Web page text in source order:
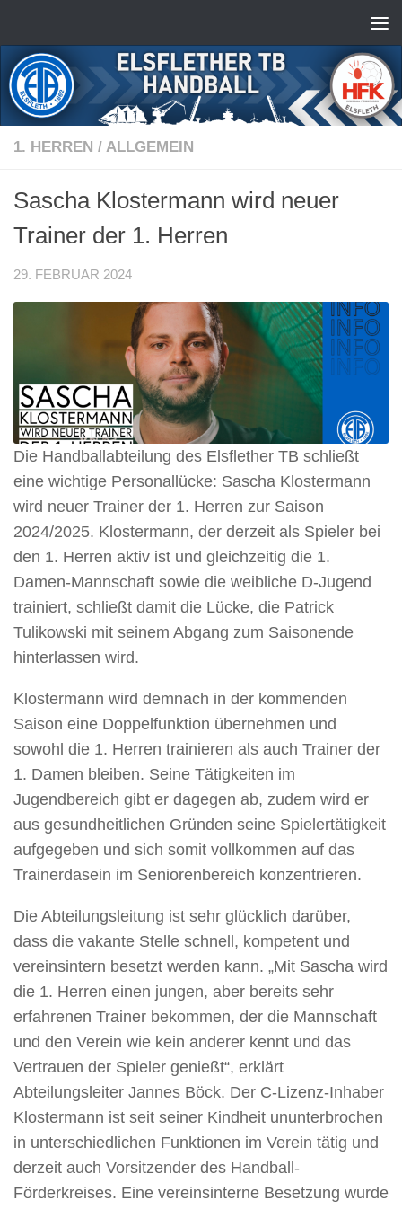
1. HERREN / ALLGEMEIN
Sascha Klostermann wird neuer
Trainer der 1. Herren
29. FEBRUAR 2024
Die Handballabteilung des Elsflether TB schließt
eine wichtige Personallücke: Sascha Klostermann
wird neuer Trainer der 1. Herren zur Saison
2024/2025. Klostermann, der derzeit als Spieler bei
den 1. Herren aktiv ist und gleichzeitig die 1.
Damen-Mannschaft sowie die weibliche D-Jugend
trainiert, schließt damit die Lücke, die Patrick
Tulikowski mit seinem Abgang zum Saisonende
hinterlassen wird.
Klostermann wird demnach in der kommenden
Saison eine Doppelfunktion übernehmen und
sowohl die 1. Herren trainieren als auch Trainer der
1. Damen bleiben. Seine Tätigkeiten im
Jugendbereich gibt er dagegen ab, zudem wird er
aus gesundheitlichen Gründen seine Spielertätigkeit
aufgegeben und sich somit vollkommen auf das
Trainerdasein im Seniorenbereich konzentrieren.
Die Abteilungsleitung ist sehr glücklich darüber,
dass die vakante Stelle schnell, kompetent und
vereinsintern besetzt werden kann. „Mit Sascha wird
die 1. Herren einen jungen, aber bereits sehr
erfahrenen Trainer bekommen, der die Mannschaft
und den Verein wie kein anderer kennt und das
Vertrauen der Spieler genießt“, erklärt
Abteilungsleiter Jannes Böck. Der C-Lizenz-Inhaber
Klostermann ist seit seiner Kindheit ununterbrochen
in unterschiedlichen Funktionen im Verein tätig und
derzeit auch Vorsitzender des Handball-
Förderkreises. Eine vereinsinterne Besetzung wurde